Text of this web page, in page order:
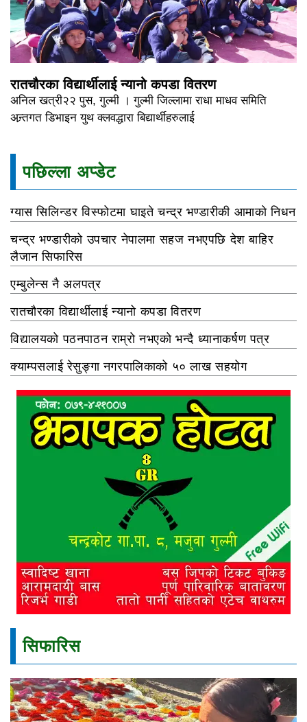
रातचौरका विद्यार्थीलाई न्यानो कपडा वितरण
अनिल खत्री२२ पुस, गुल्मी । गुल्मी जिल्लामा राधा माधव समिति
अन्र्तगत डिभाइन युथ क्लवद्धारा बिद्यार्थीहरुलाई
पछिल्ला अप्डेट
ग्यास सिलिन्डर विस्फोटमा घाइते चन्द्र भण्डारीकी आमाको निधन
चन्द्र भण्डारीको उपचार नेपालमा सहज नभएपछि देश बाहिर
लैजान सिफारिस
एम्बुलेन्स नै अलपत्र
रातचौरका विद्यार्थीलाई न्यानो कपडा वितरण
विद्यालयको पठनपाठन राम्रो नभएको भन्दै ध्यानाकर्षण पत्र
क्याम्पसलाई रेसुङ्गा नगरपालिकाको ५० लाख सहयोग
सिफारिस